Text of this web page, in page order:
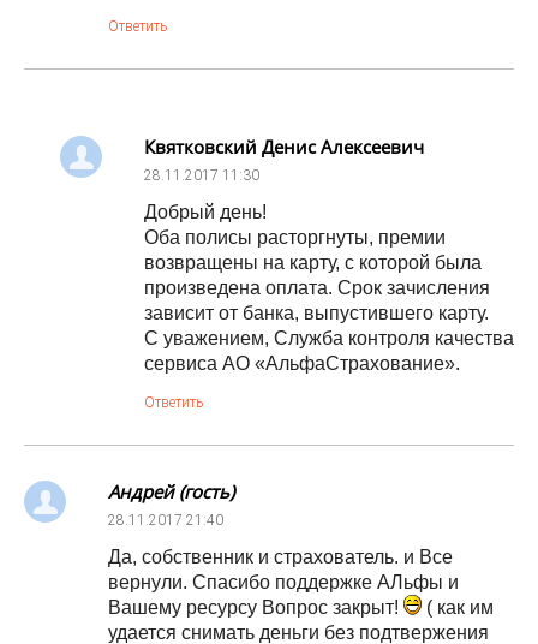
Ответить
Квятковский Денис Алексеевич
28.11.2017 11:30
Добрый день!
Оба полисы расторгнуты, премии
возвращены на карту, с которой была
произведена оплата. Срок зачисления
зависит от банка, выпустившего карту.
С уважением, Служба контроля качества
сервиса АО «АльфаСтрахование».
Ответить
Андрей (гость)
28.11.2017 21:40
Да, собственник и страхователь. и Все
вернули. Спасибо поддержке АЛьфы и
Вашему ресурсу Вопрос закрыт!
( как им
удается снимать деньги без подтвержения